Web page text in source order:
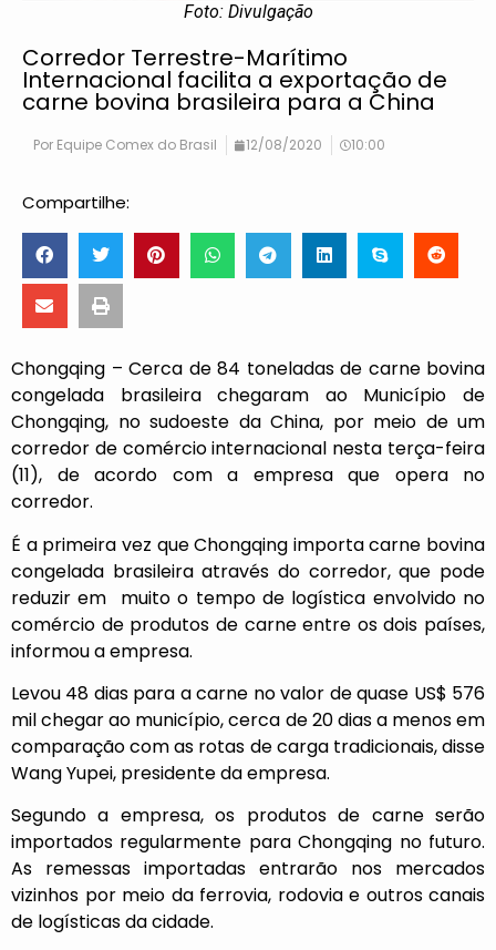
Foto: Divulgação
Corredor Terrestre-Marítimo
Internacional facilita a exportação de
carne bovina brasileira para a China
Por Equipe Comex do Brasil 12/08/2020 10:00
Compartilhe:
Chongqing – Cerca de 84 toneladas de carne bovina
congelada brasileira chegaram ao Município de
Chongqing, no sudoeste da China, por meio de um
corredor de comércio internacional nesta terça-feira
(11), de acordo com a empresa que opera no
corredor.
É a primeira vez que Chongqing importa carne bovina
congelada brasileira através do corredor, que pode
reduzir em muito o tempo de logística envolvido no
comércio de produtos de carne entre os dois países,
informou a empresa.
Levou 48 dias para a carne no valor de quase US$ 576
mil chegar ao município, cerca de 20 dias a menos em
comparação com as rotas de carga tradicionais, disse
Wang Yupei, presidente da empresa.
Segundo a empresa, os produtos de carne serão
importados regularmente para Chongqing no futuro.
As remessas importadas entrarão nos mercados
vizinhos por meio da ferrovia, rodovia e outros canais
de logísticas da cidade.